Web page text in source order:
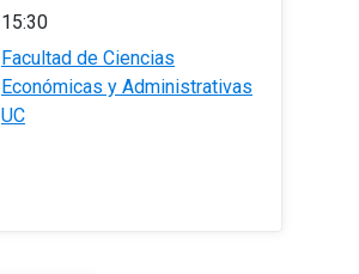
15:30
Facultad de Ciencias
Económicas y Administrativas
UC